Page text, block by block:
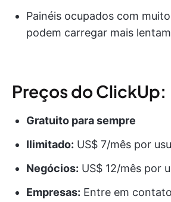
Painéis ocupados com
podem carregar mais
Preços do ClickUp:
Gratuito para sempre
Ilimitado: US$ 7/mês por
Negócios: US$ 12/mês por
Empresas: Entre em